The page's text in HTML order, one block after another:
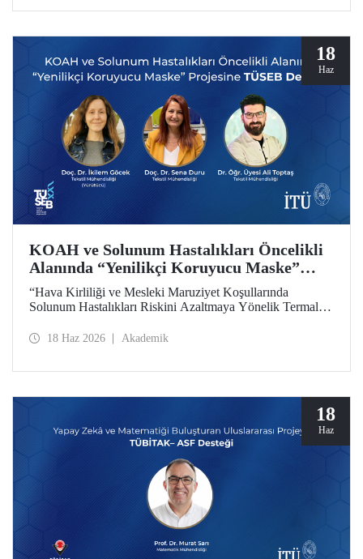
18
Haz
KOAH ve Solunum Hastalıkları Öncelikli
Alanında “Yenilikçi Koruyucu Maske”
Projesine TÜSEB Desteği
“Hava Kirliliği ve Mesleki Maruziyet Koşullarında
Solunum Hastalıkları Riskini Azaltmaya Yönelik Termal
Sisteminin Geliştirilmesi” başlıklı proje, Türkiye Sağlık
18 Haz 2026 Akademik
18
Haz